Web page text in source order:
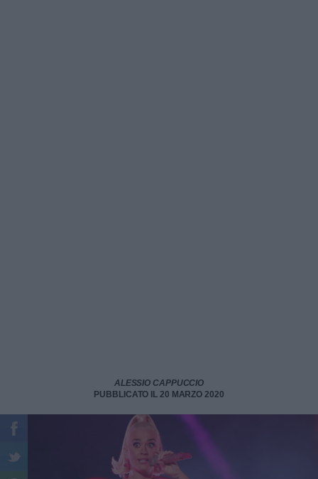
ALESSIO CAPPUCCIO
PUBBLICATO IL 20 MARZO 2020